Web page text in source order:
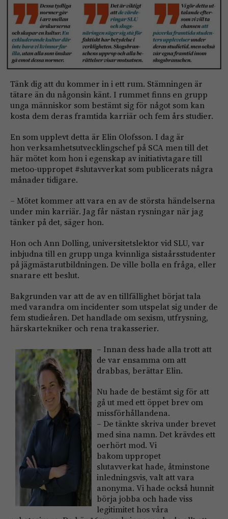
Tänk dig att du kommer in i ett rum. Stämningen är
tätare än du någonsin känt. I rummet finns en grupp
unga människor som bestämt sig för något som kan
kosta dem deras framtida karriär och fem års studier.
En som upplevt detta är Elin Olofsson. I dag är
hon verksamhetsutvecklingschef på SCA men till det
här mötet kom hon i egenskap av initiativtagare till
metoo-uppropet #slutavverkat som publicerats några
månader tidigare.
– Mötet kommer att vara en av de största händelserna
under min karriär. Jag får nästan rysningar när jag
tänker på det, säger hon.
Hon och Ann Dolling, universitetslektor vid SLU, var
inbjudna till en grupp unga kvinnliga sistaårsstudenter
på jägmästarutbildningen. De ville bolla en fråga, eller
snarare ett beslut.
Bakgrunden var att de av en tillfällighet börjat tala
med varandra om incidenter som utspelat sig under de
fem studieåren. Det handlade om sexism, utfrysning,
härskartekniker och rena trakasserier.
– Innan dess hade alla trott att
de var ensamma om att
drabbas, berättar Elin.
Nu hade de bestämt sig för att
gå ut med ett öppet brev om
missförhållandena.
– De tänkte skriva under brevet
med sina namn. Det krävdes ett
oerhört mod. Vi
bakom uppropet
slutavverkat hade, åtminstone
inledningsvis, valt att vara
anonyma. Vi hade också hunnit
börja jobba och hade viss
legitimitet hos våra